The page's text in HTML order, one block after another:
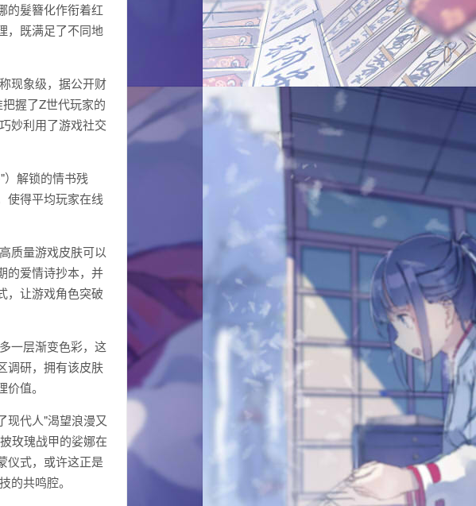
的髮簪化作衔着红
，既满足了不同地
现象级，据公开财
握了Z世代玩家的
妙利用了游戏社交
）解锁的情书残
使得平均玩家在线
质量游戏皮肤可以
的爱情诗抄本，并
，让游戏角色突破
一层渐变色彩，这
调研，拥有该皮肤
值。
现代人"渴望浪漫又
玫瑰战甲的娑娜在
仪式，或许这正是
共鸣腔。